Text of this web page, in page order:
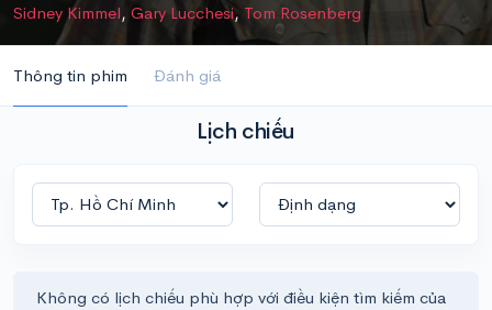
Sidney Kimmel, Gary Lucchesi, Tom Rosenberg
Thông tin phim Đánh giá
Lịch chiếu
Không có lịch chiếu phù hợp với điều kiện tìm kiếm của